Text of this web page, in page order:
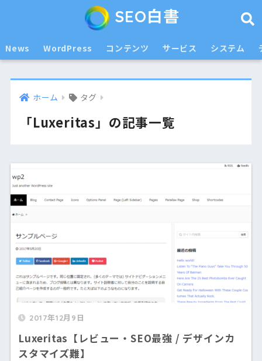
SEO白書
News WordPress コンテンツ サービス システム
ホーム タグ
「Luxeritas」の記事一覧
2017年12月9日
Luxeritas【レビュー・SEO最強 / デザインカ
スタマイズ難】